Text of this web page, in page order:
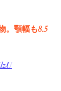
。顎幅も8.5